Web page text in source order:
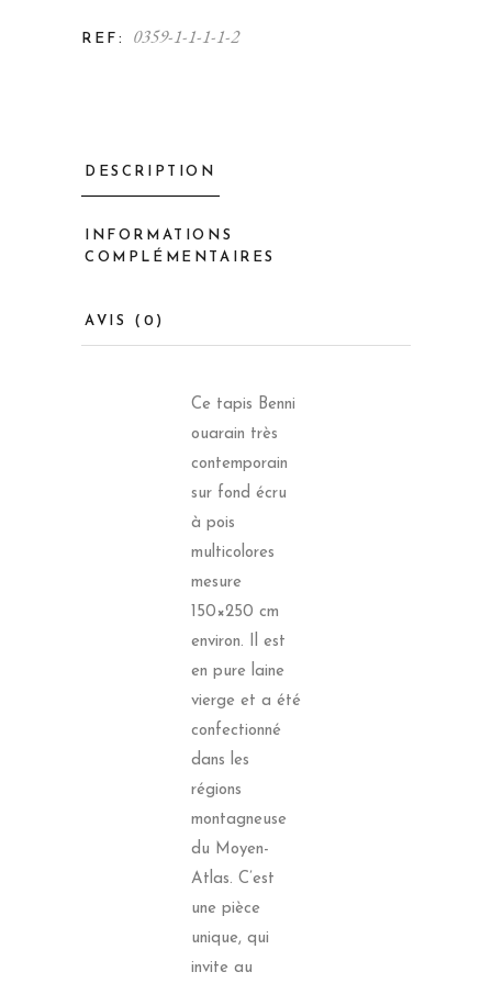
REF: 0359-1-1-1-1-2
DESCRIPTION
INFORMATIONS
COMPLÉMENTAIRES
AVIS (0)
Ce tapis Benni
ouarain très
contemporain
sur fond écru
à pois
multicolores
mesure
150×250 cm
environ. Il est
en pure laine
vierge et a été
confectionné
dans les
régions
montagneuse
du Moyen-
Atlas. C’est
une pièce
unique, qui
invite au